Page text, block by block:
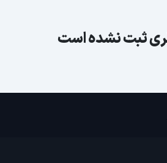
ثبت نشده است